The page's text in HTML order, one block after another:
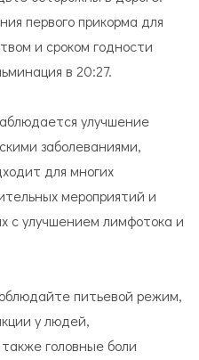
первого прикорма для
и сроком годности
в 20:27.
улучшение
заболеваниями,
для многих
мероприятий и
с улучшением лимфотока и
питьевой режим,
у людей,
головные боли